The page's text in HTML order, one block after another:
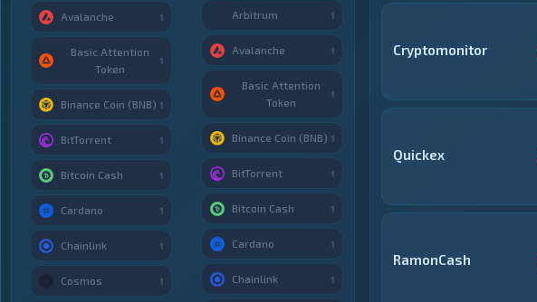
Cryptomonitor
Quickex
RamonCash
Avalanche 1
Basic Attention
Token
1
Binance Coin (BNB) 1
BitTorrent 1
Bitcoin Cash 1
Cardano 1
Chainlink 1
Cosmos 1
Arbitrum 1
Avalanche 1
Basic Attention
Token
1
Binance Coin (BNB) 1
BitTorrent 1
Bitcoin Cash 1
Cardano 1
Chainlink 1